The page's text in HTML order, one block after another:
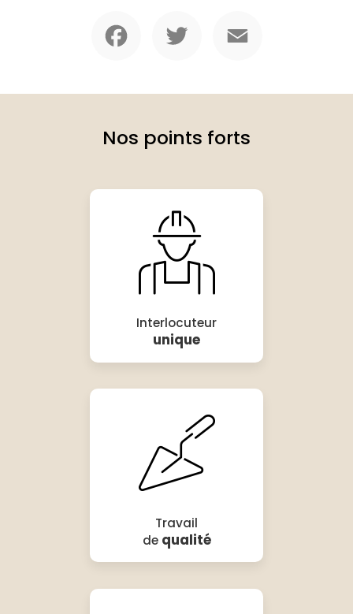
Nos points forts
Interlocuteur
unique
Travail
de qualité